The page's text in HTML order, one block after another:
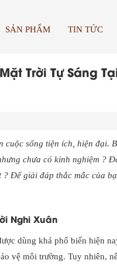
SẢN PHẨM TIN TỨC
Trời Tự Sáng
sống tiện ích, hiện đại.
chưa có kinh nghiệm ?
Để giải đáp thắc mắc của
Nghi Xuân
dùng khá phổ biến hiện
vệ môi trường. Tuy nhiên,